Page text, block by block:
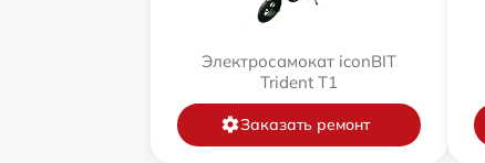
Электросамокат iconBIT
Trident T1
Заказать ремонт